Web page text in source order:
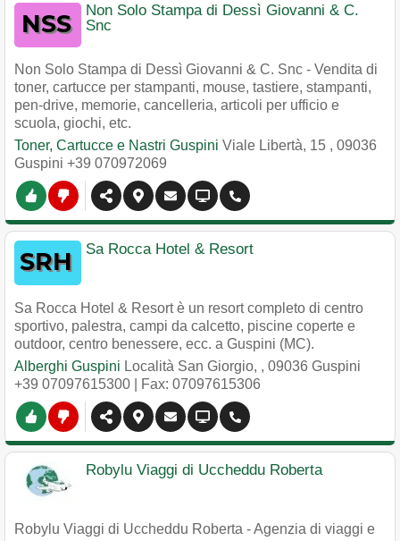
Non Solo Stampa di Dessì Giovanni & C.
Snc
Non Solo Stampa di Dessì Giovanni & C. Snc - Vendita di
toner, cartucce per stampanti, mouse, tastiere, stampanti,
pen-drive, memorie, cancelleria, articoli per ufficio e
scuola, giochi, etc.
Toner, Cartucce e Nastri Guspini Viale Libertà, 15 , 09036
Guspini +39 070972069
Sa Rocca Hotel & Resort
Sa Rocca Hotel & Resort è un resort completo di centro
sportivo, palestra, campi da calcetto, piscine coperte e
outdoor, centro benessere, ecc. a Guspini (MC).
Alberghi Guspini Località San Giorgio, , 09036 Guspini
+39 07097615300 | Fax: 07097615306
Robylu Viaggi di Uccheddu Roberta
Robylu Viaggi di Uccheddu Roberta - Agenzia di viaggi e